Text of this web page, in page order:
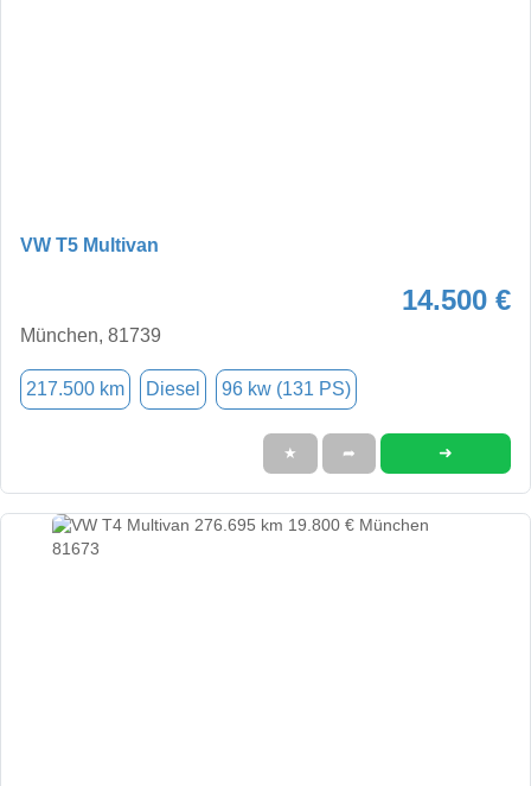
VW T5 Multivan
14.500 €
München, 81739
217.500 km Diesel 96 kw (131 PS)
★ ➦ ➜